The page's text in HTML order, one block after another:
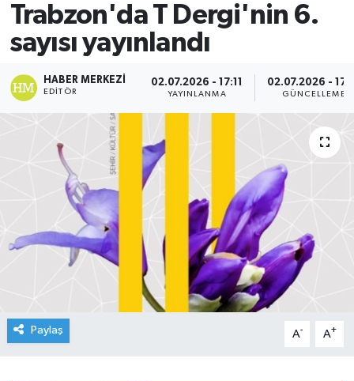
Trabzon'da T Dergi'nin 6.
sayısı yayınlandı
HABER MERKEZI
EDITÖR
02.07.2026 - 17:11
YAYINLANMA
02.07.2026 -
GÜNCELLEME
Paylaş A- A+